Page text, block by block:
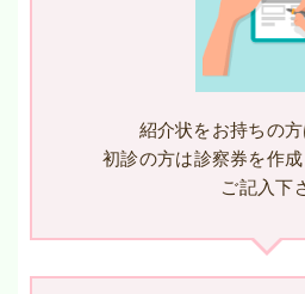
紹介状をお持ちの
初診の方は診察券を作
ご記入下